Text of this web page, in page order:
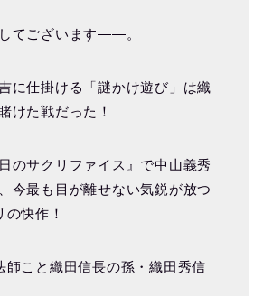
てございます――。
に仕掛ける「謎かけ遊び」は織
けた戦だった！
のサクリファイス』で中山義秀
今最も目が離せない気鋭が放つ
快作！
師こと織田信長の孫・織田秀信